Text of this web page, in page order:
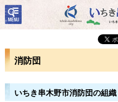
いちき串
検
索・
共通
消防団
いちき串木野市消防団の組織